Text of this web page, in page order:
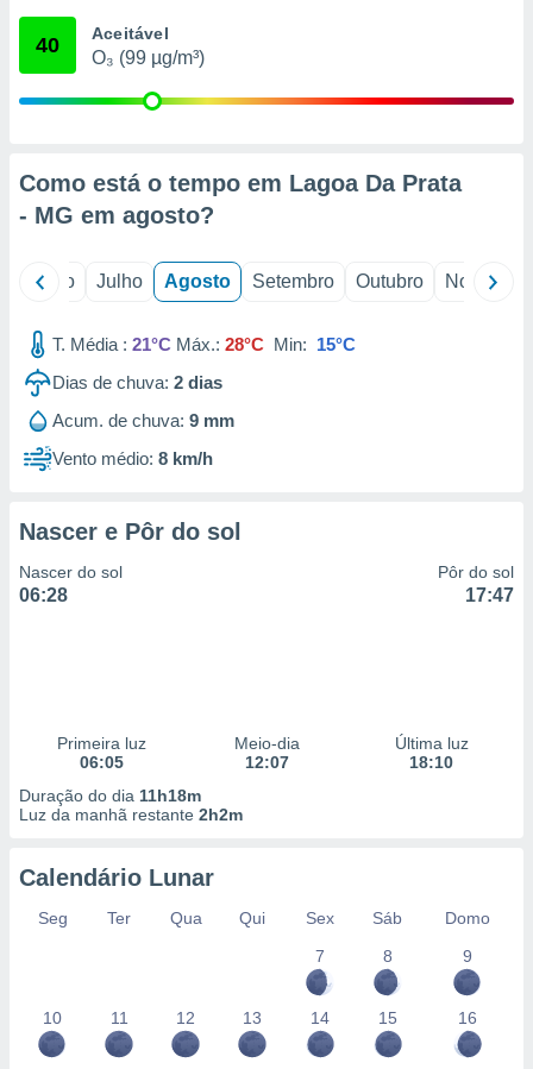
através
1199
40 Aceitável
O₃ (99 µg/m³)
Como está o tempo em Lagoa Da Prata
- MG em agosto?
Junho Julho Agosto Setembro Outubro Novembro
T. Média : 21°C Máx.: 28°C Min: 15°C
Dias de chuva: 2 dias
Acum. de chuva: 9 mm
Vento médio: 8 km/h
Nascer e Pôr do sol
Nascer do sol
06:28
Pôr do sol
17:47
Primeira luz
06:05
Meio-dia
12:07
Última luz
18:10
Duração do dia 11h18m
Luz da manhã restante 2h2m
Calendário Lunar
Seg Ter Qua Qui Sex Sáb
Domo
7
8 9
10 11 12 13 14 15 16